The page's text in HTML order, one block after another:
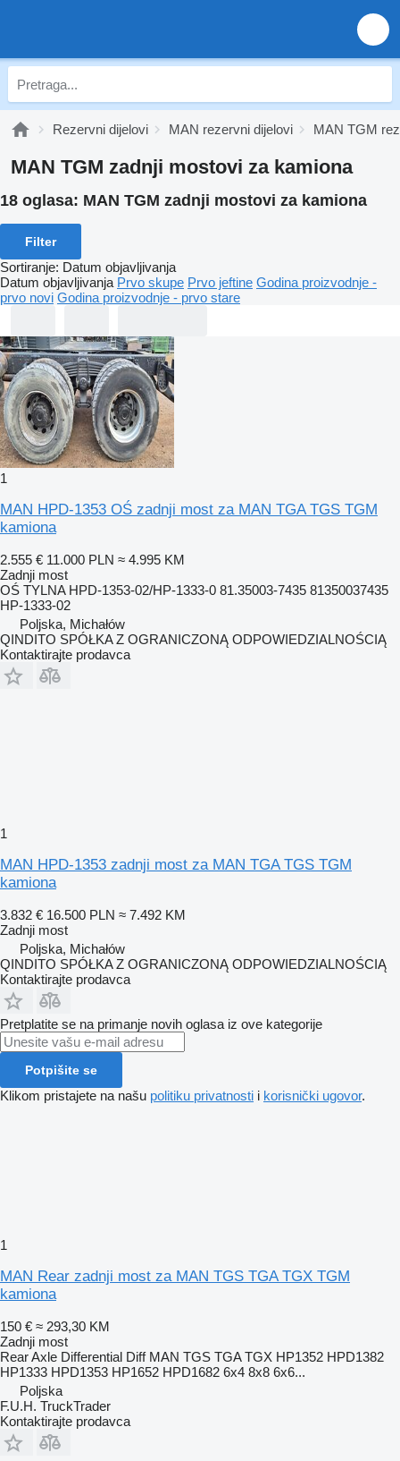
Rezervni dijelovi MAN rezervni dijelovi MAN TGM
MAN TGM zadnji mostovi za kamiona
18 oglasa: MAN TGM zadnji mostovi za kamiona
Filter
Sortiranje: Datum objavljivanja
Datum objavljivanja Prvo skupe Prvo jeftine Godina proizvodnje -
prvo novi Godina proizvodnje - prvo stare
1
MAN HPD-1353 OŚ zadnji most za MAN TGA TGS TGM
kamiona
2.555 € 11.000 PLN ≈ 4.995 KM
Zadnji most
OŚ TYLNA HPD-1353-02/HP-1333-0 81.35003-7435 81350037435
HP-1333-02
Poljska, Michałów
QINDITO SPÓŁKA Z OGRANICZONĄ ODPOWIEDZIALNOŚCIĄ
Kontaktirajte prodavca
1
MAN HPD-1353 zadnji most za MAN TGA TGS TGM
kamiona
3.832 € 16.500 PLN ≈ 7.492 KM
Zadnji most
Poljska, Michałów
QINDITO SPÓŁKA Z OGRANICZONĄ ODPOWIEDZIALNOŚCIĄ
Kontaktirajte prodavca
Pretplatite se na primanje novih oglasa iz ove kategorije
Potpišite se
Klikom pristajete na našu politiku privatnosti i korisnički ugovor.
1
MAN Rear zadnji most za MAN TGS TGA TGX TGM
kamiona
150 € ≈ 293,30 KM
Zadnji most
Rear Axle Differential Diff MAN TGS TGA TGX HP1352 HPD1382
HP1333 HPD1353 HP1652 HPD1682 6x4 8x8 6x6...
Poljska
F.U.H. TruckTrader
Kontaktirajte prodavca